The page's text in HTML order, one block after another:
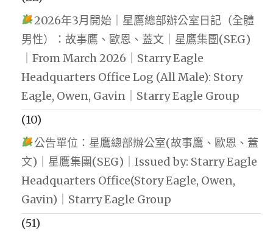
2026年3月開始｜星鷹總部辦公室日記（全體
男性）：故事鷹、歐恩、蓋文｜星鷹集團(SEG)
｜From March 2026｜Starry Eagle
Headquarters Office Log (All Male): Story
Eagle, Owen, Gavin｜Starry Eagle Group
(10)
公告單位：星鷹總部辦公室(故事鷹、歐恩、蓋
文)｜星鷹集團(SEG)｜Issued by: Starry Eagle
Headquarters Office(Story Eagle, Owen,
Gavin)｜Starry Eagle Group
(51)